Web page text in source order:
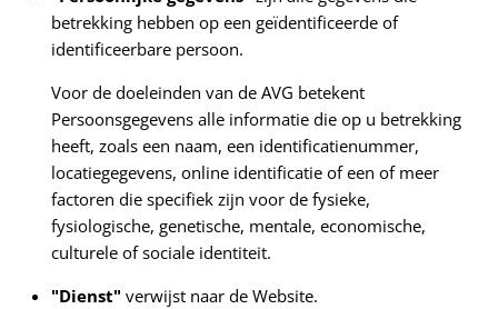
betrekking hebben op een geïdentificeerde of
identificeerbare persoon.
Voor de doeleinden van de AVG betekent
Persoonsgegevens alle informatie die op u betrekking
heeft, zoals een naam, een identificatienummer,
locatiegegevens, online identificatie of een of meer
factoren die specifiek zijn voor de fysieke,
fysiologische, genetische, mentale, economische,
culturele of sociale identiteit.
"Dienst" verwijst naar de Website.